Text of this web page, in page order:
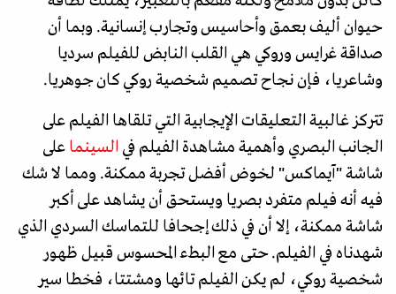
حيوان أليف بعمق وأحاسيس وتجارب إنسانية. وبما أن
صداقة غرايس وروكي هي القلب النابض للفيلم سرديا
وشاعريا، فإن نجاح تصميم شخصية روكي كان جوهريا.
تتركز غالبية التعليقات الإيجابية التي تلقاها الفيلم على
الجانب البصري وأهمية مشاهدة الفيلم في السينما على
شاشة "آيماكس" لخوض أفضل تجربة ممكنة. ومما لا شك
فيه أنه فيلم متفرد بصريا ويستحق أن يشاهد على أكبر
شاشة ممكنة، إلا أن في ذلك إجحافا للتماسك السردي الذي
شهدناه في الفيلم. حتى مع البطء المحسوس قبيل ظهور
شخصية روكي، لم يكن الفيلم تائها ومشتتا، فخطا سير